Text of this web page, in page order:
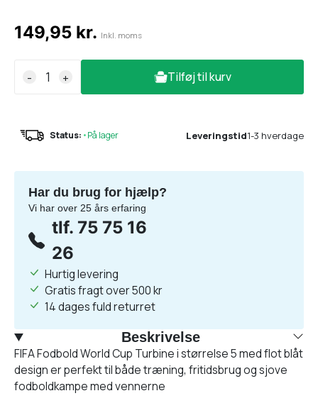
149,95 kr. Inkl. moms
- + Tilføj til kurv
Status: •På lager Leveringstid1-3 hverdage
Har du brug for hjælp?
Vi har over 25 års erfaring
tlf. 75 75 16
26
Hurtig levering
Gratis fragt over 500 kr
14 dages fuld returret
Beskrivelse
FIFA Fodbold World Cup Turbine i størrelse 5 med flot blåt
design er perfekt til både træning, fritidsbrug og sjove
fodboldkampe med vennerne